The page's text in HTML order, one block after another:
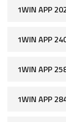
1WIN APP
1WIN APP
1WIN APP
1WIN APP